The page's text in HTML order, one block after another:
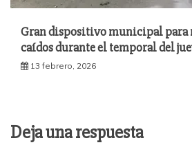
Gran dispositivo municipal para
caídos durante el temporal del
13 febrero, 2026
Deja una respuesta